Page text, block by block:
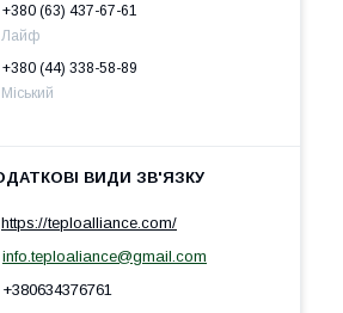
+380 (63) 437-67-61
Лайф
+380 (44) 338-58-89
Міський
https://teploalliance.com/
info.teploaliance@gmail.com
+380634376761